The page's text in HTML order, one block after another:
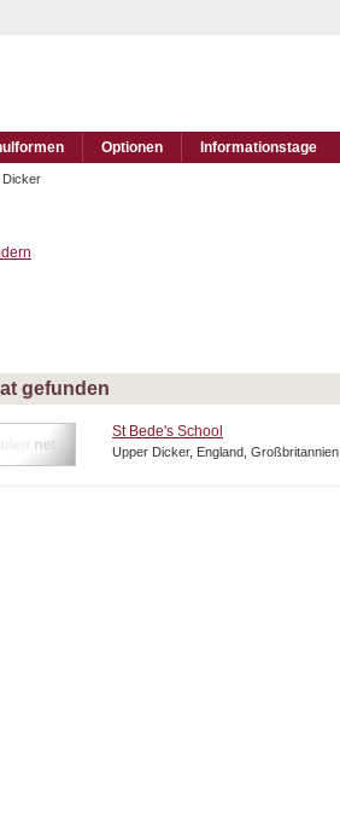
Optionen Informationstage
Dicker
gefunden
St Bede's School
Upper Dicker, England, Großbritannien